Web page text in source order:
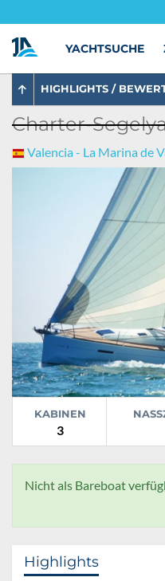
YACHTSUCHE
HIGHLIGHTS /
Charter-
Valencia - La Marina de
KABINEN
3
Nicht als Bareboat
Highlights